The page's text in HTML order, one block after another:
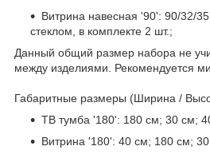
Витрина навесная '90': 90/32/
стеклом, в комплекте 2 шт.;
Данный общий размер набора не
между изделиями. Рекомендуется
Габаритные размеры (Ширина /
ТВ тумба '180': 180 см; 30 см;
Витрина '180': 40 см; 180 см;